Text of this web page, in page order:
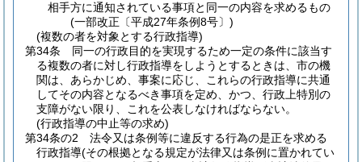
相手方に通知されている事項と同一の内容を求めるもの
(一部改正〔平成27年条例8号〕)
(複数の者を対象とする行政指導)
第34条
同一の行政目的を実現するため一定の条件に該当す
る複数の者に対し行政指導をしようとするときは、市の機
関は、あらかじめ、事案に応じ、これらの行政指導に共通
してその内容となるべき事項を定め、かつ、行政上特別の
支障がない限り、これを公表しなければならない。
(行政指導の中止等の求め)
第34条の2
法令又は条例等に違反する行為の是正を求める
行政指導(その根拠となる規定が法律又は条例に置かれてい